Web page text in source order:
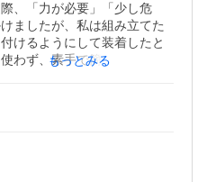
、「力が必要」「少し危
ましたが、私は組み立てた
けるようにして装着したと
わず、素手で簡単に取り付
用として購入しました。ハ
体を預けられる点が非常に
もっとみる